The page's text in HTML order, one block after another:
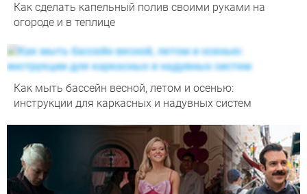
Как сделать капельный полив своими руками на
огороде и в теплице
Как мыть бассейн весной, летом и осенью:
инструкции для каркасных и надувных систем